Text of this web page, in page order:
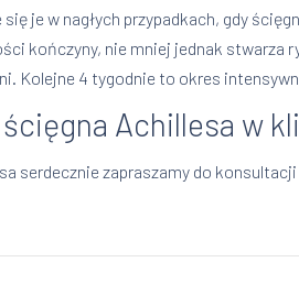
je w nagłych przypadkach, gdy
kończyny, nie mniej jednak
Kolejne 4 tygodnie to okres
Achillesa w
serdecznie zapraszamy do